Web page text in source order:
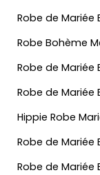
Robe de Mariée
Robe Bohème
Robe de
Robe de Mariée
Hippie Robe
Robe de Mariée
Robe de Mariée